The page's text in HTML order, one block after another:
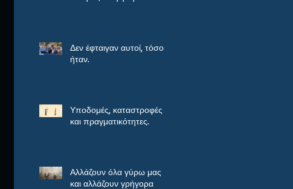
Δεν έφταιγαν αυτοί, τόσοι
ήταν.
Υποδομές, καταστροφές
και πραγματικότητες.
Αλλάζουν όλα γύρω μας
και αλλάζουν γρήγορα